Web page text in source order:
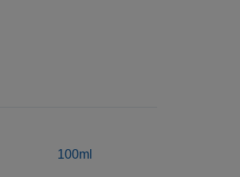
100ml